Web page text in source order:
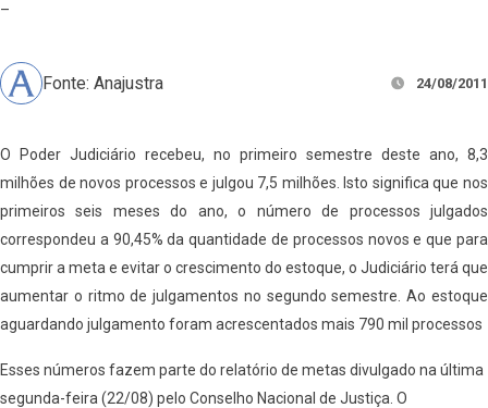
–
Fonte: Anajustra 24/08/2011
O Poder Judiciário recebeu, no primeiro semestre deste ano, 8,3
milhões de novos processos e julgou 7,5 milhões. Isto significa que nos
primeiros seis meses do ano, o número de processos julgados
correspondeu a 90,45% da quantidade de processos novos e que para
cumprir a meta e evitar o crescimento do estoque, o Judiciário terá que
aumentar o ritmo de julgamentos no segundo semestre. Ao estoque
aguardando julgamento foram acrescentados mais 790 mil processos
Esses números fazem parte do relatório de metas divulgado na última
segunda-feira (22/08) pelo Conselho Nacional de Justiça. O